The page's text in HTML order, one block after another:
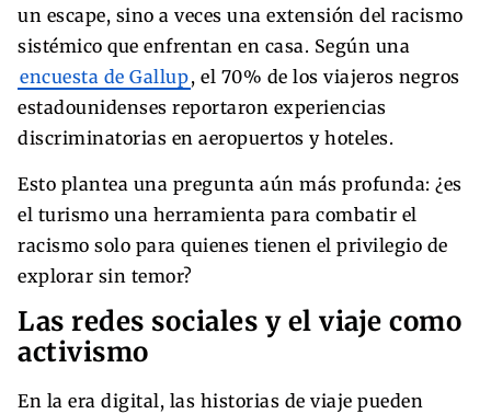
un escape, sino a veces una extensión del racismo
sistémico que enfrentan en casa. Según una
encuesta de Gallup, el 70% de los viajeros negros
estadounidenses reportaron experiencias
discriminatorias en aeropuertos y hoteles.
Esto plantea una pregunta aún más profunda: ¿es
el turismo una herramienta para combatir el
racismo solo para quienes tienen el privilegio de
explorar sin temor?
Las redes sociales y el viaje como
activismo
En la era digital, las historias de viaje pueden